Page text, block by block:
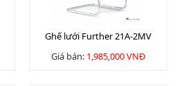
Ghế lưới Further 21A-2MV
Giá bán: 1,985,000 VNĐ